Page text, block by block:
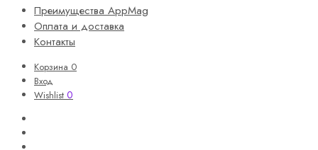
Преимущества AppMag
Оплата и доставка
Контакты
Корзина 0
Вход
Wishlist 0